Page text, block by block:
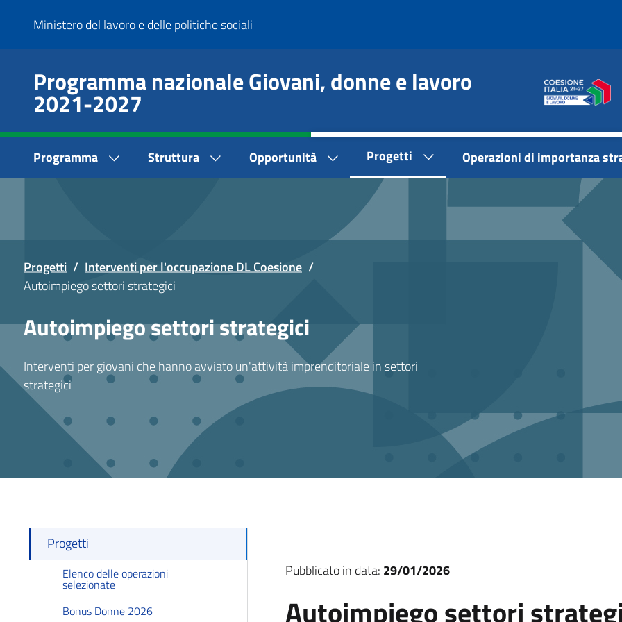
contenuto
Ministero del lavoro e delle politiche sociali
Programma nazionale Giovani, donne e lavoro
2021-2027
Main
Menu
Programma Struttura Opportunità Progetti Operazioni di importanza
Progetti / Interventi per l'occupazione DL Coesione /
Autoimpiego settori strategici
Autoimpiego settori strategici
Interventi per giovani che hanno avviato un'attività imprenditoriale in settori
strategici
Progetti
Elenco delle operazioni
selezionate
Bonus Donne 2026
Pubblicato in data: 29/01/2026
Autoimpiego settori